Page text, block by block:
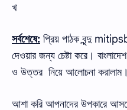
খ
সর্বশেষে: প্রিয় পাঠক বৃন্দু
দেওয়ার জন্য চেষ্টা করে।
ও উত্তর নিয়ে আলোচনা করালাম।
আশা করি আপনাদের উপকারে